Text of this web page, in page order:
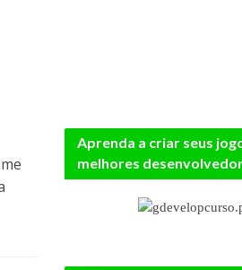
Aprenda a criar seus
melhores